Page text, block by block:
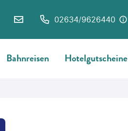
02634/9626440
Bahnreisen Hotelgutscheine